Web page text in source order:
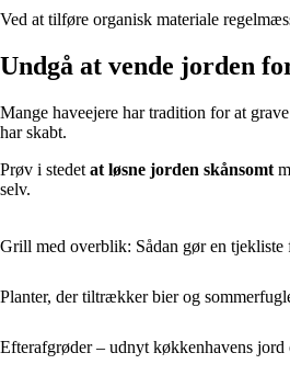
Ved at tilføre organisk materiale
Undgå at vende jorden
Mange haveejere har tradition for at
har skabt.
Prøv i stedet at løsne jorden skånsomt
selv.
Grill med overblik: Sådan gør en tjekliste
Planter, der tiltrækker bier og
Efterafgrøder – udnyt køkkenhavens jord